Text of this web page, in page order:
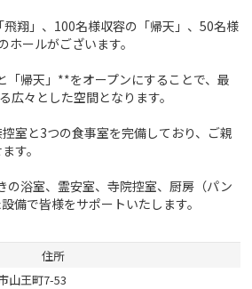
翔」、100名様収容の「帰天」、50名様
ールがございます。
「帰天」**をオープンにすることで、最
広々とした空間となります。
室と3つの食事室を完備しており、ご親
す。
の浴室、霊安室、寺院控室、厨房（パン
備で皆様をサポートいたします。
住所
山王町7-53